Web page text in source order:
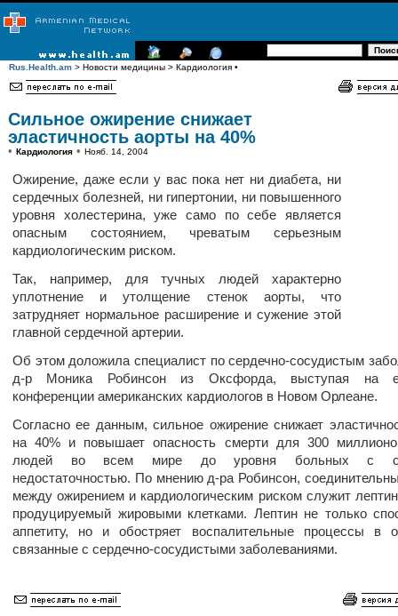
Rus.Health.am > Новости медицины > Кардиология •
Сильное ожирение снижает
эластичность аорты на 40%
• Кардиология • Нояб. 14, 2004
Ожирение, даже если у вас пока нет ни диабета, ни
сердечных болезней, ни гипертонии, ни повышенного
уровня холестерина, уже само по себе является
опасным состоянием, чреватым серьезным
кардиологическим риском.
Так, например, для тучных людей характерно
уплотнение и утолщение стенок аорты, что
затрудняет нормальное расширение и сужение этой
главной сердечной артерии.
Об этом доложила специалист по сердечно-сосудистым
д-р Моника Робинсон из Оксфорда, выступая на
конференции американских кардиологов в Новом Орлеане.
Согласно ее данным, сильное ожирение снижает
на 40% и повышает опасность смерти для 300
людей во всем мире до уровня больных с
недостаточностью. По мнению д-ра Робинсон,
между ожирением и кардиологическим риском служит
продуцируемый жировыми клетками. Лептин не только
аппетиту, но и обостряет воспалительные процессы в
связанные с сердечно-сосудистыми заболеваниями.